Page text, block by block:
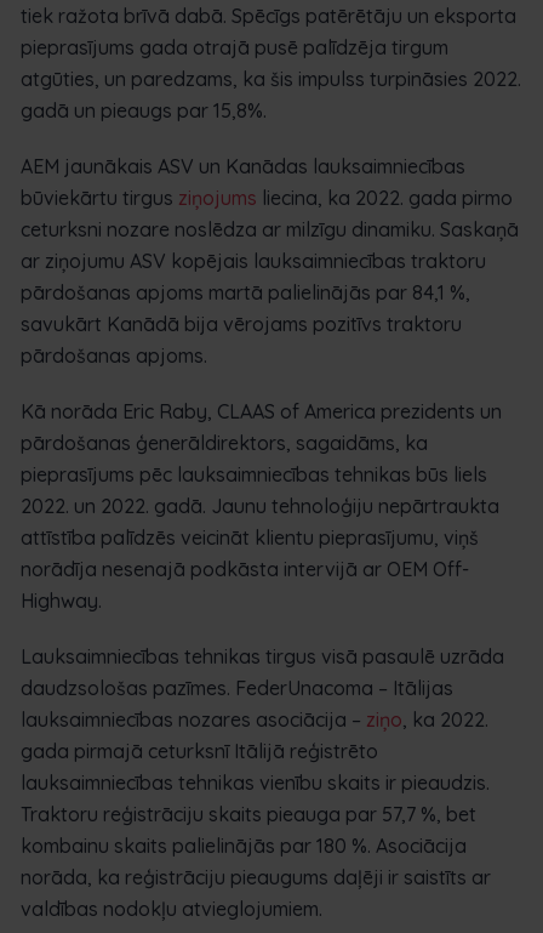
tiek ražota brīvā dabā. Spēcīgs patērētāju un eksporta
pieprasījums gada otrajā pusē palīdzēja tirgum
atgūties, un paredzams, ka šis impulss turpināsies 2022.
gadā un pieaugs par 15,8%.
AEM jaunākais ASV un Kanādas lauksaimniecības
būviekārtu tirgus ziņojums liecina, ka 2022. gada pirmo
ceturksni nozare noslēdza ar milzīgu dinamiku. Saskaņā
ar ziņojumu ASV kopējais lauksaimniecības traktoru
pārdošanas apjoms martā palielinājās par 84,1 %,
savukārt Kanādā bija vērojams pozitīvs traktoru
pārdošanas apjoms.
Kā norāda Eric Raby, CLAAS of America prezidents un
pārdošanas ģenerāldirektors, sagaidāms, ka
pieprasījums pēc lauksaimniecības tehnikas būs liels
2022. un 2022. gadā. Jaunu tehnoloģiju nepārtraukta
attīstība palīdzēs veicināt klientu pieprasījumu, viņš
norādīja nesenajā podkāsta intervijā ar OEM Off-
Highway.
Lauksaimniecības tehnikas tirgus visā pasaulē uzrāda
daudzsološas pazīmes. FederUnacoma – Itālijas
lauksaimniecības nozares asociācija – ziņo, ka 2022.
gada pirmajā ceturksnī Itālijā reģistrēto
lauksaimniecības tehnikas vienību skaits ir pieaudzis.
Traktoru reģistrāciju skaits pieauga par 57,7 %, bet
kombainu skaits palielinājās par 180 %. Asociācija
norāda, ka reģistrāciju pieaugums daļēji ir saistīts ar
valdības nodokļu atvieglojumiem.